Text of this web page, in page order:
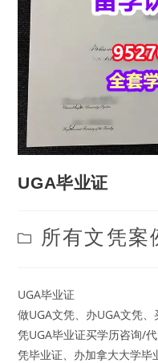
UGA毕业证
Post
category:
所有文凭案
UGA毕业证
做UGA文凭、办UGA文凭
凭UGA毕业证买学历咨询/
凭毕业证、办加拿大大学毕